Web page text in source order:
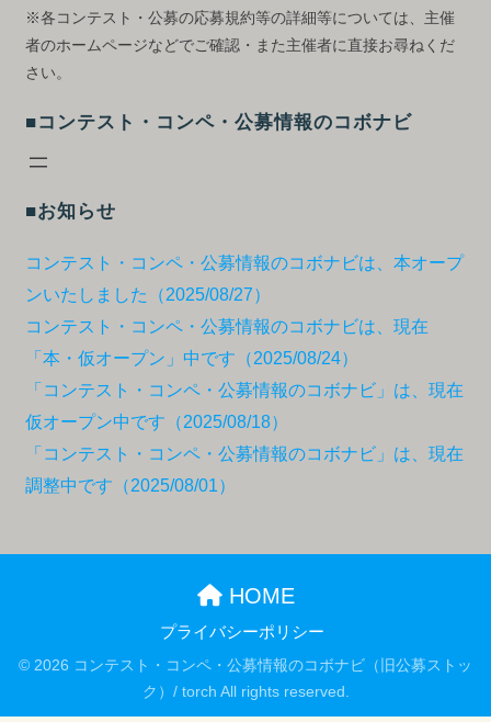
※各コンテスト・公募の応募規約等の詳細等については、主催
者のホームページなどでご確認・また主催者に直接お尋ねくだ
さい。
■コンテスト・コンペ・公募情報のコボナビ
■お知らせ
コンテスト・コンペ・公募情報のコボナビは、本オープ
ンいたしました（2025/08/27）
コンテスト・コンペ・公募情報のコボナビは、現在
「本・仮オープン」中です（2025/08/24）
「コンテスト・コンペ・公募情報のコボナビ」は、現在
仮オープン中です（2025/08/18）
「コンテスト・コンペ・公募情報のコボナビ」は、現在
調整中です（2025/08/01）
HOME
プライバシーポリシー
© 2026 コンテスト・コンペ・公募情報のコボナビ（旧公募ストッ
ク）/ torch All rights reserved.